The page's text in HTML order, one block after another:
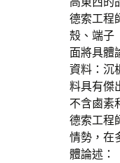
德索工程
殼、端子
面將具體
資料：沉
料具有傑
不含鹵素
德索工程
情勢，在
體論述：